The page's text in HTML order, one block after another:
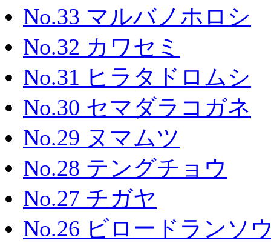
No.33 マルバノホロシ
No.32 カワセミ
No.31 ヒラタドロムシ
No.30 セマダラコガネ
No.29 ヌマムツ
No.28 テングチョウ
No.27 チガヤ
No.26 ビロードランソ